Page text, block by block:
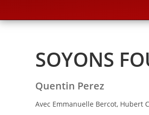
SOYONS
Quentin Perez
Avec Emmanuelle Bercot, Hubert